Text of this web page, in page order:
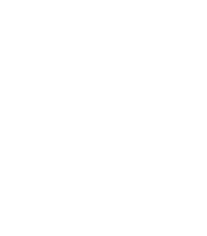
El desglose de
euros, que serán
40 euros, que
equipo; en el
de Martiricos; 30
15 para los